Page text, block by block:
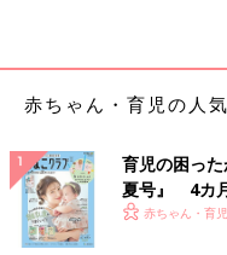
赤ちゃん・育児の人
育児の困っ
夏号』 4カ
いっぱい！
赤ちゃん・育児